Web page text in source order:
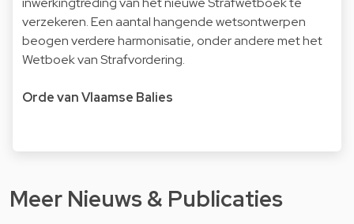
verzekeren. Een aantal hangende wetsontwerpen
beogen verdere harmonisatie, onder andere met het
Wetboek van Strafvordering.
Orde van Vlaamse Balies
Meer Nieuws & Publicaties